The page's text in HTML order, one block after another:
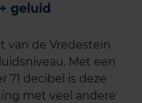
geluid
van de Vredestein
Met een
71 decibel is deze
met veel andere